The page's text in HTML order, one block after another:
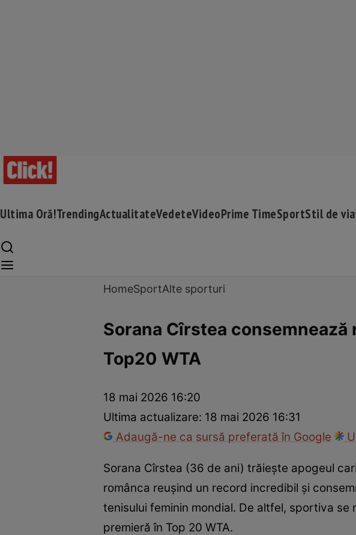
Ultima Oră!TrendingActualitateVedeteVideoPrime TimeSportStil de
HomeSportAlte sporturi
Sorana Cîrstea
Top20 WTA
18 mai 2026 16:20
Ultima actualizare: 18 mai 2026 16:31
Adaugă-ne ca sursă preferată în Google
Sorana Cîrstea (36 de ani) trăiește apogeul
românca reușind un record incredibil și
tenisului feminin mondial. De altfel, sportiva
premieră în Top 20 WTA.